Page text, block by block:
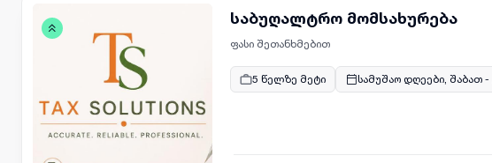
საბუღალტრო მომსახურება
ფასი შეთანხმებით
5 წელზე მეტი სამუშაო დღეები, შაბათ -